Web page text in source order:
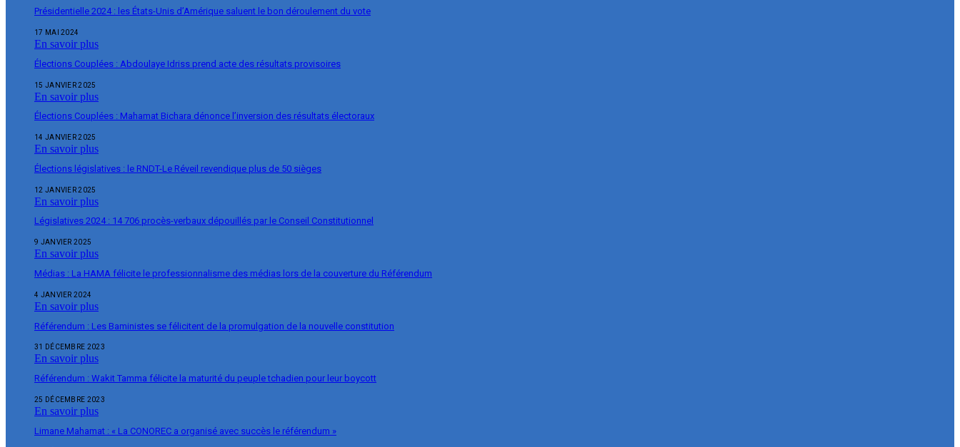
Présidentielle 2024 : les États-Unis d’Amérique saluent le bon déroulement du vote
17 MAI 2024
En savoir plus
Élections Couplées : Abdoulaye Idriss prend acte des résultats provisoires
15 JANVIER 2025
En savoir plus
Élections Couplées : Mahamat Bichara dénonce l’inversion des résultats électoraux
14 JANVIER 2025
En savoir plus
Élections législatives : le RNDT-Le Réveil revendique plus de 50 sièges
12 JANVIER 2025
En savoir plus
Législatives 2024 : 14 706 procès-verbaux dépouillés par le Conseil Constitutionnel
9 JANVIER 2025
En savoir plus
Médias : La HAMA félicite le professionnalisme des médias lors de la couverture du Référendum
4 JANVIER 2024
En savoir plus
Référendum : Les Baministes se félicitent de la promulgation de la nouvelle constitution
31 DÉCEMBRE 2023
En savoir plus
Référendum : Wakit Tamma félicite la maturité du peuple tchadien pour leur boycott
25 DÉCEMBRE 2023
En savoir plus
Limane Mahamat : « La CONOREC a organisé avec succès le référendum »